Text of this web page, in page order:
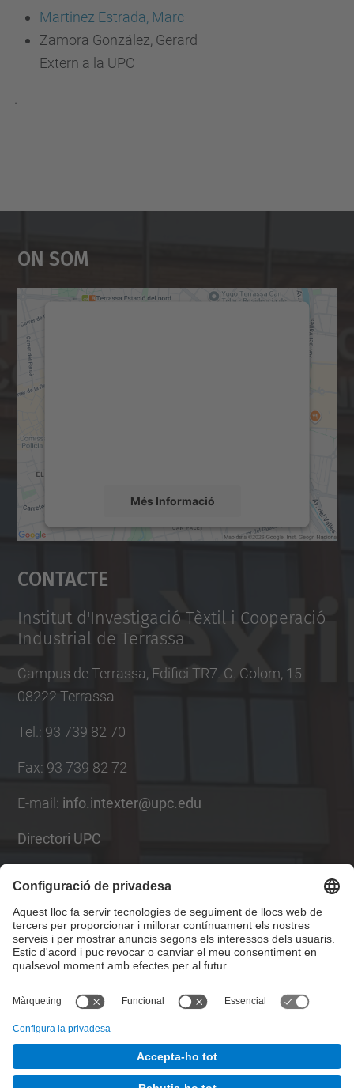
Martinez Estrada, Marc
Zamora González, Gerard
Extern a la UPC
On Som
Més Informació
Accepta
powered by
Contacte
Institut d'Investigació Tèxtil i Cooperació
Industrial de Terrassa
Campus de Terrassa, Edifici TR7. C. Colom, 15
08222 Terrassa
Tel. : 93 739 82 70
Fax: 93 739 82 72
E-mail : info.intexter@upc.edu
Directori UPC
Llista Xarxes Socials
© UPCInstitut d'Investigació Tèxtil i Cooperació Industrial